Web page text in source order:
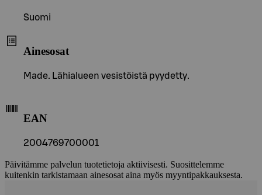
Suomi
Ainesosat
Made. Lähialueen vesistöistä pyydetty.
EAN
2004769700001
Päivitämme palvelun tuotetietoja aktiivisesti. Suosittelemme
kuitenkin tarkistamaan ainesosat aina myös myyntipakkauksesta.